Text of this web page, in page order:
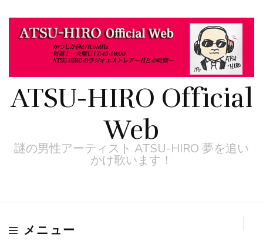
ATSU-HIRO Official
Web
謎の男性アーティスト ATSU-HIRO 夢を追い
かけ歌います！
メニュー